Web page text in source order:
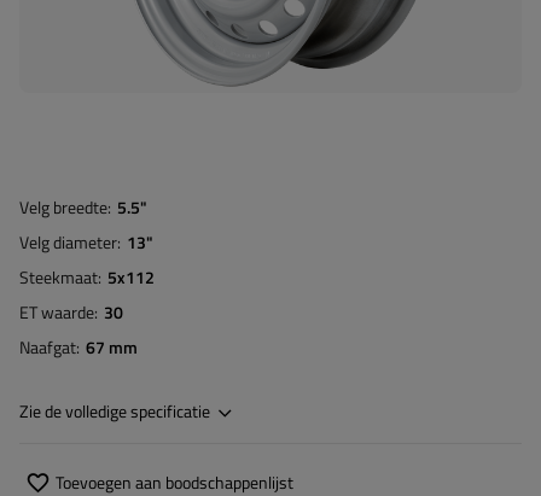
Velg breedte 5.5"
Velg diameter 13"
Steekmaat 5x112
ET waarde 30
Naafgat 67 mm
Zie de volledige specificatie
Toevoegen aan boodschappenlijst